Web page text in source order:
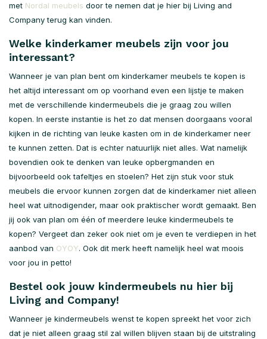
met Nordal meubels door te nemen dat je hier bij Living and
Company terug kan vinden.
Welke kinderkamer meubels zijn voor jou
interessant?
Wanneer je van plan bent om kinderkamer meubels te kopen is
het altijd interessant om op voorhand even een lijstje te maken
met de verschillende kindermeubels die je graag zou willen
kopen. In eerste instantie is het zo dat mensen doorgaans vooral
kijken in de richting van leuke kasten om in de kinderkamer neer
te kunnen zetten. Dat is echter natuurlijk niet alles. Wat namelijk
bovendien ook te denken van leuke opbergmanden en
bijvoorbeeld ook tafeltjes en stoelen? Het zijn stuk voor stuk
meubels die ervoor kunnen zorgen dat de kinderkamer niet alleen
heel wat uitnodigender, maar ook praktischer wordt gemaakt. Ben
jij ook van plan om één of meerdere leuke kindermeubels te
kopen? Vergeet dan zeker ook niet om je even te verdiepen in het
aanbod van OYOY. Ook dit merk heeft namelijk heel wat moois
voor jou in petto!
Bestel ook jouw kindermeubels nu hier bij
Living and Company!
Wanneer je kindermeubels wenst te kopen spreekt het voor zich
dat je niet alleen graag stil zal willen blijven staan bij de uitstraling